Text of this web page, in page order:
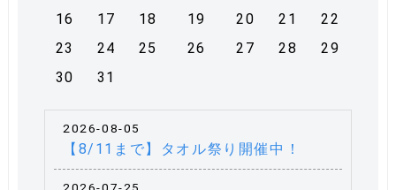
16
17 18 19 20 21
22
23
24 25 26 27 28
29
30
31
2026-08-05
【8/11まで】タオル祭り開催中！